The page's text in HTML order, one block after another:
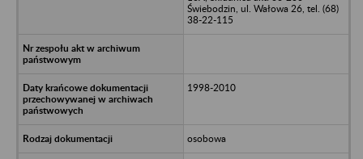
Świebodzin, ul. Wałowa 26, tel. (68)
38-22-115
1998-2010
osobowa